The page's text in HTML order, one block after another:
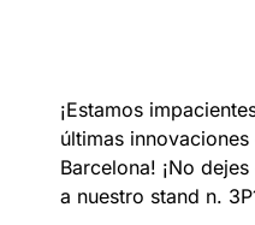
¡Estamos
últimas
Barcelona! ¡No
a nuestro stand n.